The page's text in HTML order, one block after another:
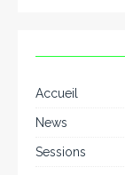
Accueil
News
Sessions